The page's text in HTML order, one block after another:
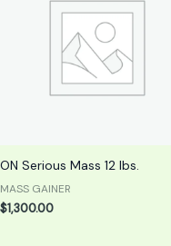
ON Serious Mass 12 lbs.
MASS GAINER
$1,300.00